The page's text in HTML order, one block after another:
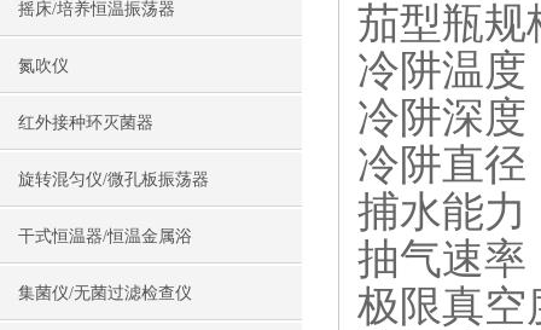
摇床/培养恒温振荡器
氮吹仪
红外接种环灭菌器
旋转混匀仪/微孔板振荡器
干式恒温器/恒温金属浴
集菌仪/无菌过滤检查仪
茄型瓶规
冷阱温
冷阱深度
冷阱直径
捕水能力
抽气速率
极限真空